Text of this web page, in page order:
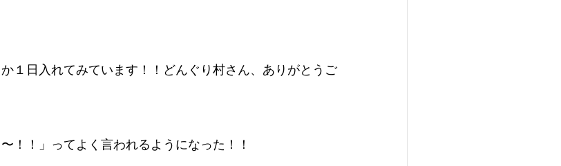
１日入れてみています！！どんぐり村さん、ありがとうご
！！」ってよく言われるようになった！！